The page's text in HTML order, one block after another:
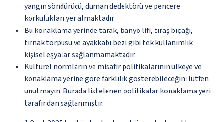
yangın söndürücü, duman dedektörü ve pencere
korkulukları yer almaktadır
Bu konaklama yerinde tarak, banyo lifi, tıraş bıçağı,
tırnak törpüsü ve ayakkabı bezi gibi tek kullanımlık
kişisel eşyalar sağlanmamaktadır.
Kültürel normların ve misafir politikalarının ülkeye ve
konaklama yerine göre farklılık gösterebileceğini lütfen
unutmayın. Burada listelenen politikalar konaklama yeri
tarafından sağlanmıştır.